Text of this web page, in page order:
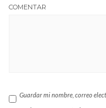
COMENTAR
Guardar mi nombre, correo